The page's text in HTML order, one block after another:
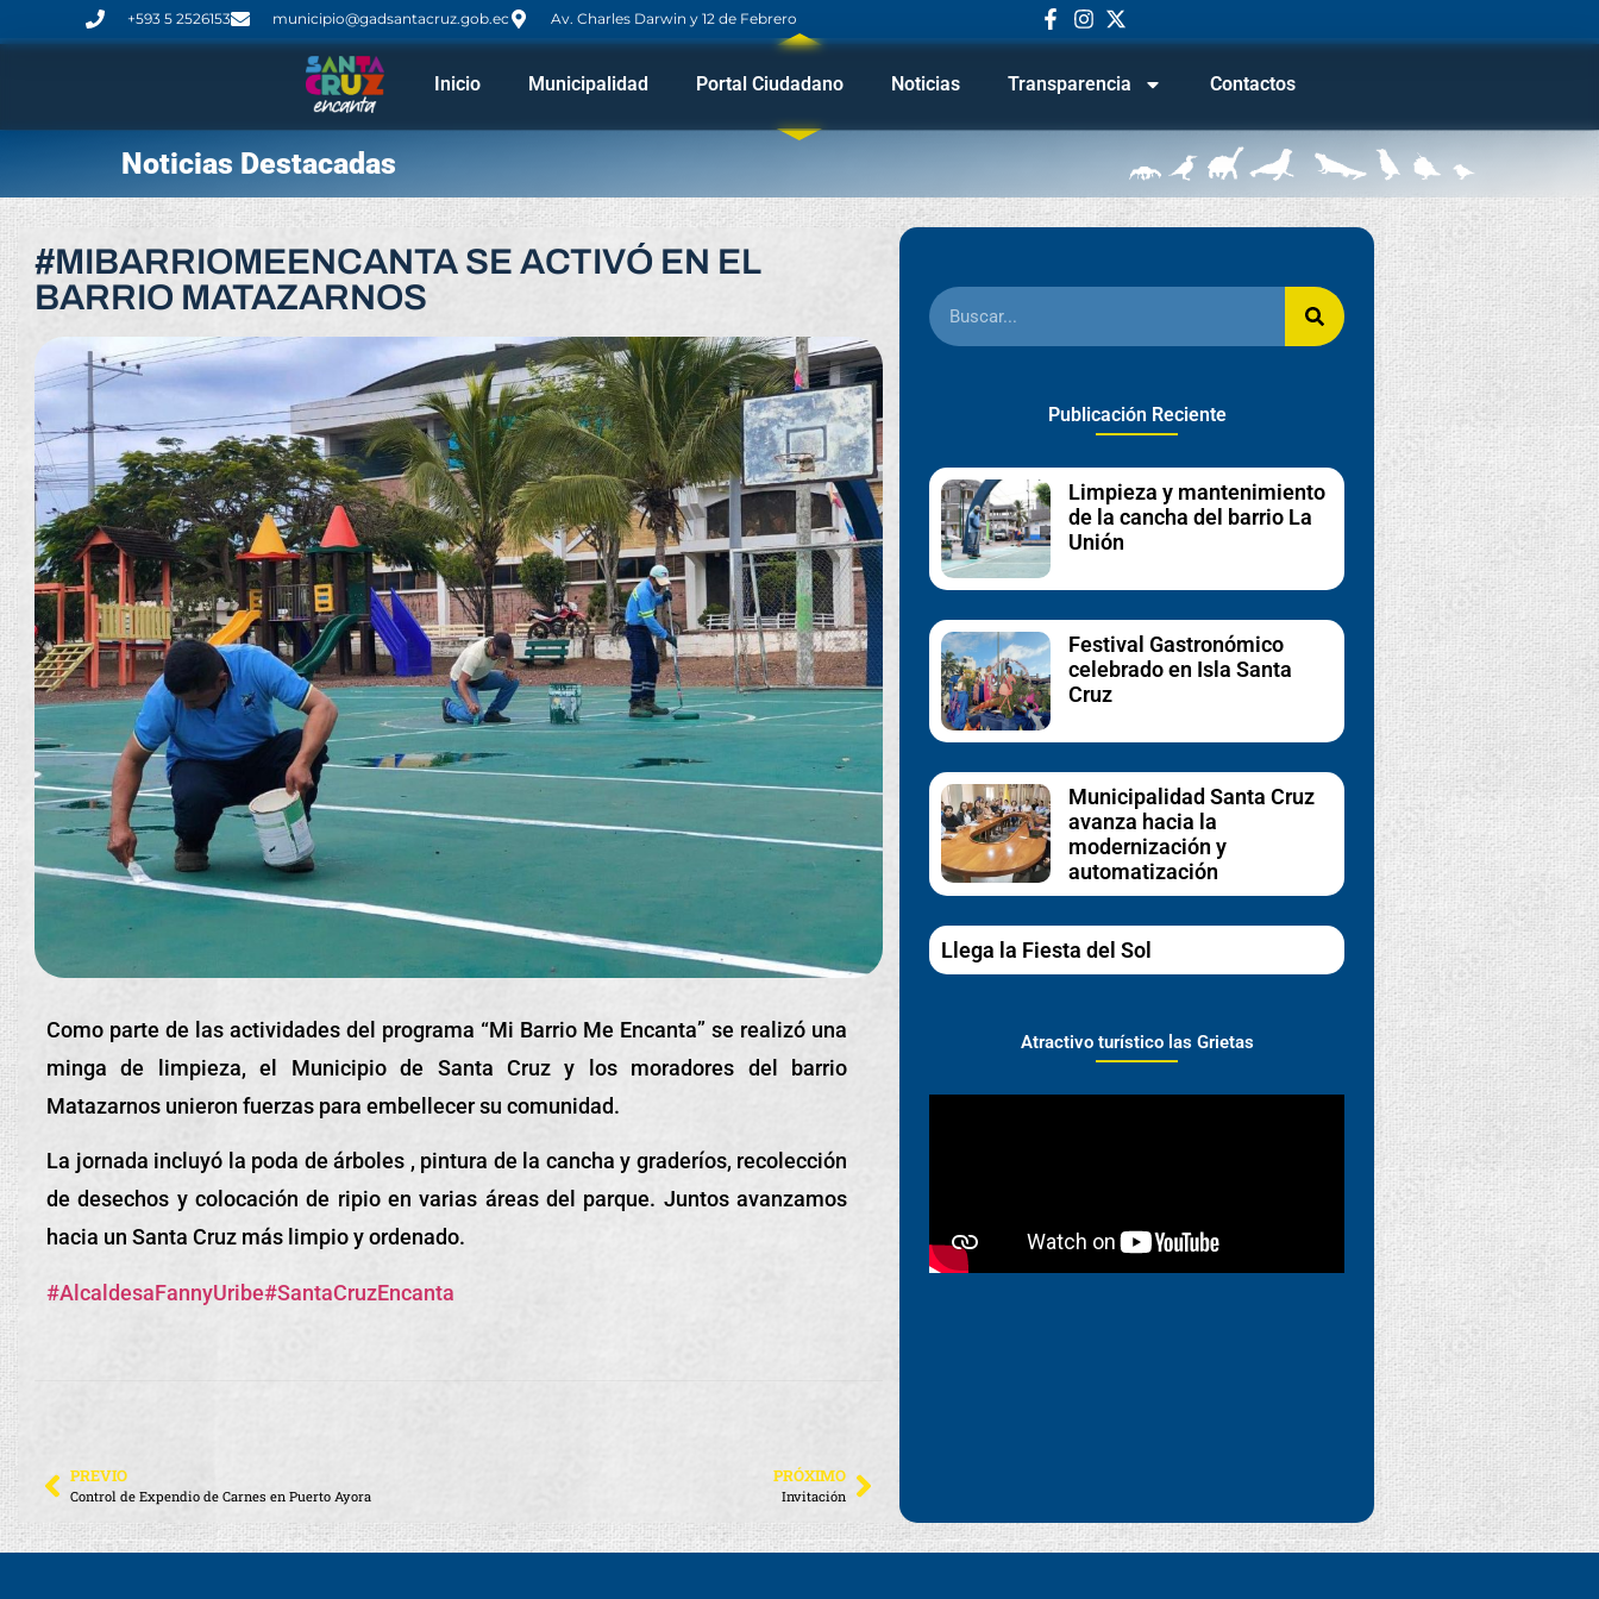
+593 5 2526153 municipio@gadsantacruz.gob.ec Av. Charles Darwin y 12 de Febrero
Inicio Municipalidad Portal Ciudadano Noticias Transparencia Contactos
Noticias Destacadas
#MIBARRIOMEENCANTA SE ACTIVÓ EN EL
BARRIO MATAZARNOS
Como parte de las actividades del programa “Mi Barrio Me Encanta” se realizó una
minga de limpieza, el Municipio de Santa Cruz y los moradores del barrio
Matazarnos unieron fuerzas para embellecer su comunidad.
La jornada incluyó la poda de árboles , pintura de la cancha y graderíos, recolección
de desechos y colocación de ripio en varias áreas del parque. Juntos avanzamos
hacia un Santa Cruz más limpio y ordenado.
#AlcaldesaFannyUribe#SantaCruzEncanta
PREVIO
Control de Expendio de Carnes en Puerto Ayora
PRÓXIMO
Invitación
Publicación Reciente
Limpieza y mantenimiento
de la cancha del barrio La
Unión
Festival Gastronómico
celebrado en Isla Santa
Cruz
Municipalidad Santa Cruz
avanza hacia la
modernización y
automatización
Llega la Fiesta del Sol
Atractivo turístico las Grietas